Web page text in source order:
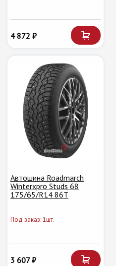
4 872 ₽
Автошина Roadmarch
Winterxpro Studs 68
175/65/R14 86T
Под заказ: 1шт.
3 607 ₽